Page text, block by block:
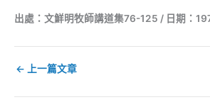
出處：文鮮明牧師講道集76-125 / 日期：
← 上一篇文章